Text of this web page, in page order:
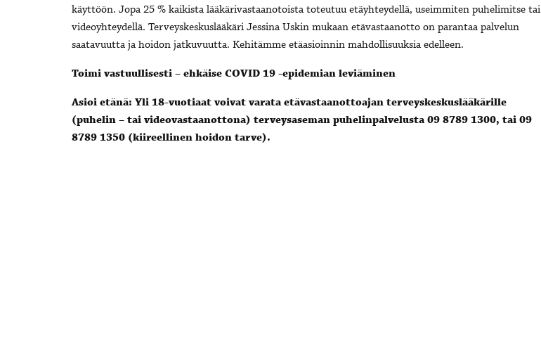
käyttöön. Jopa 25 % kaikista lääkärivastaanotoista toteutuu etäyhteydellä, useimmiten puhelimitse tai
videoyhteydellä. Terveyskeskuslääkäri Jessina Uskin mukaan etävastaanotto on parantaa palvelun
saatavuutta ja hoidon jatkuvuutta. Kehitämme etäasioinnin mahdollisuuksia edelleen.
Toimi vastuullisesti – ehkäise COVID 19 -epidemian leviäminen
Asioi etänä: Yli 18-vuotiaat voivat varata etävastaanottoajan terveyskeskuslääkärille
(puhelin – tai videovastaanottona) terveysaseman puhelinpalvelusta 09 8789 1300, tai 09
8789 1350 (kiireellinen hoidon tarve).